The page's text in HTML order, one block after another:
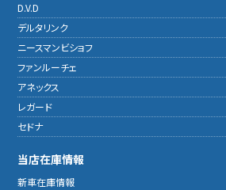
D.V.D
デルタリンク
ニースマンビショフ
ファンルーチェ
アネックス
レガード
セドナ
当店在庫情報
新車在庫情報